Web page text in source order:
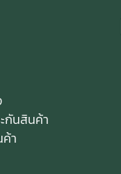
กันสินค้า
า